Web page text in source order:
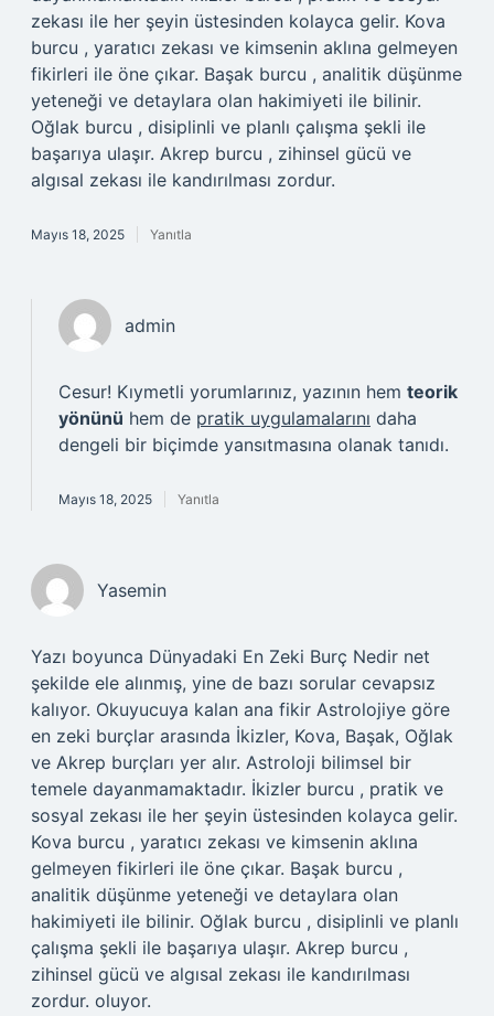
zekası ile her şeyin üstesinden kolayca gelir. Kova
burcu , yaratıcı zekası ve kimsenin aklına gelmeyen
fikirleri ile öne çıkar. Başak burcu , analitik düşünme
yeteneği ve detaylara olan hakimiyeti ile bilinir.
Oğlak burcu , disiplinli ve planlı çalışma şekli ile
başarıya ulaşır. Akrep burcu , zihinsel gücü ve
algısal zekası ile kandırılması zordur.
Mayıs 18, 2025 Yanıtla
admin
Cesur! Kıymetli yorumlarınız, yazının hem teorik
yönünü hem de pratik uygulamalarını daha
dengeli bir biçimde yansıtmasına olanak tanıdı.
Mayıs 18, 2025 Yanıtla
Yasemin
Yazı boyunca Dünyadaki En Zeki Burç Nedir net
şekilde ele alınmış, yine de bazı sorular cevapsız
kalıyor. Okuyucuya kalan ana fikir Astrolojiye göre
en zeki burçlar arasında İkizler, Kova, Başak, Oğlak
ve Akrep burçları yer alır. Astroloji bilimsel bir
temele dayanmamaktadır. İkizler burcu , pratik ve
sosyal zekası ile her şeyin üstesinden kolayca gelir.
Kova burcu , yaratıcı zekası ve kimsenin aklına
gelmeyen fikirleri ile öne çıkar. Başak burcu ,
analitik düşünme yeteneği ve detaylara olan
hakimiyeti ile bilinir. Oğlak burcu , disiplinli ve planlı
çalışma şekli ile başarıya ulaşır. Akrep burcu ,
zihinsel gücü ve algısal zekası ile kandırılması
zordur. oluyor.